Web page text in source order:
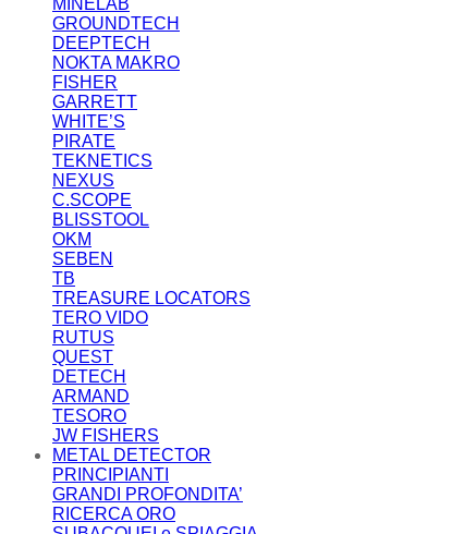
MINELAB
GROUNDTECH
DEEPTECH
NOKTA MAKRO
FISHER
GARRETT
WHITE’S
PIRATE
TEKNETICS
NEXUS
C.SCOPE
BLISSTOOL
OKM
SEBEN
TB
TREASURE LOCATORS
TERO VIDO
RUTUS
QUEST
DETECH
ARMAND
TESORO
JW FISHERS
METAL DETECTOR
PRINCIPIANTI
GRANDI PROFONDITA’
RICERCA ORO